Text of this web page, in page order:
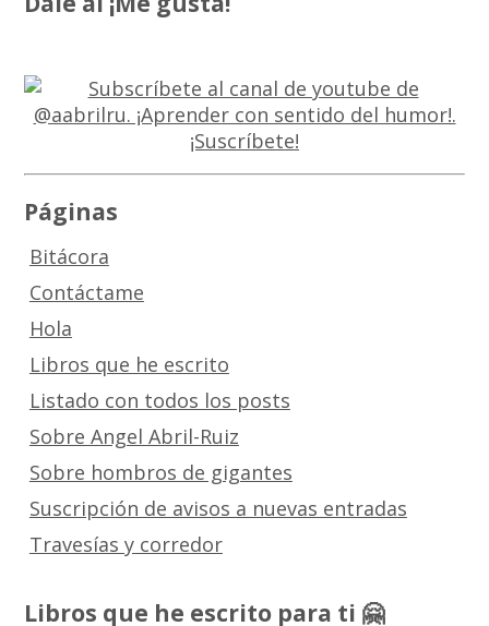
Páginas
Bitácora
Contáctame
Hola
Libros que he escrito
Listado con todos los posts
Sobre Angel Abril-Ruiz
Sobre hombros de gigantes
Suscripción de avisos a nuevas entradas
Travesías y corredor
Libros que he escrito para ti 🤗